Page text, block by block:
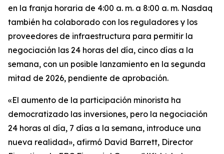
en la franja horaria de 4:00 a. m. a 8:00 a. m. Nasdaq
también ha colaborado con los reguladores y los
proveedores de infraestructura para permitir la
negociación las 24 horas del día, cinco días a la
semana, con un posible lanzamiento en la segunda
mitad de 2026, pendiente de aprobación.
«El aumento de la participación minorista ha
democratizado las inversiones, pero la negociación
24 horas al día, 7 días a la semana, introduce una
nueva realidad», afirmó David Barrett, Director